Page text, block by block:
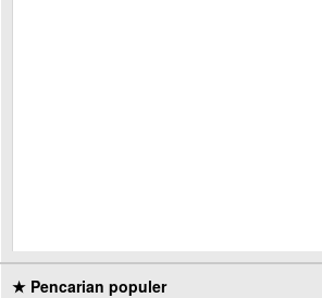
★ Pencarian populer